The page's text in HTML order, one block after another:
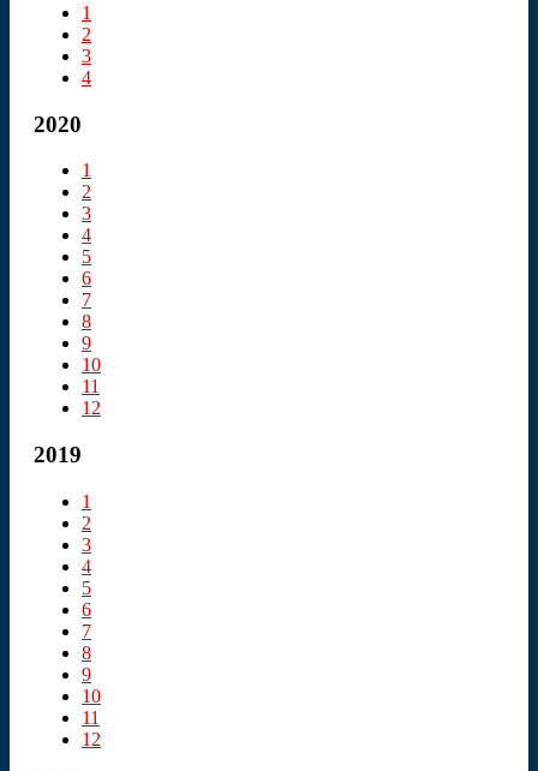
1
2
3
4
2020
1
2
3
4
5
6
7
8
9
10
11
12
2019
1
2
3
4
5
6
7
8
9
10
11
12